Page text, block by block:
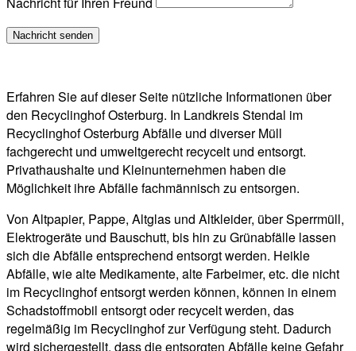
Erfahren Sie auf dieser Seite nützliche Informationen über
den Recyclinghof Osterburg. In Landkreis Stendal im
Recyclinghof Osterburg Abfälle und diverser Müll
fachgerecht und umweltgerecht recycelt und entsorgt.
Privathaushalte und Kleinunternehmen haben die
Möglichkeit ihre Abfälle fachmännisch zu entsorgen.
Von Altpapier, Pappe, Altglas und Altkleider, über Sperrmüll,
Elektrogeräte und Bauschutt, bis hin zu Grünabfälle lassen
sich die Abfälle entsprechend entsorgt werden. Heikle
Abfälle, wie alte Medikamente, alte Farbeimer, etc. die nicht
im Recyclinghof entsorgt werden können, können in einem
Schadstoffmobil entsorgt oder recycelt werden, das
regelmäßig im Recyclinghof zur Verfügung steht. Dadurch
wird sichergestellt, dass die entsorgten Abfälle keine Gefahr